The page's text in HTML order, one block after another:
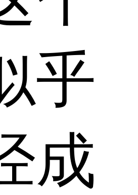
乎
成